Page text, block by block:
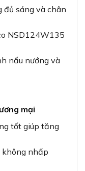
đủ sáng và chân
NSD124W135
nấu nướng và
mại
tốt giúp tăng
không nhấp